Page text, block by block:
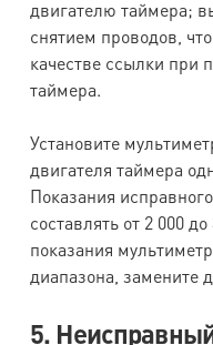
двигателю таймера;
снятием проводов,
качестве ссылки при
таймера.
Установите
двигателя таймера
Показания
составлять от 2 000
показания
диапазона, замените
5.